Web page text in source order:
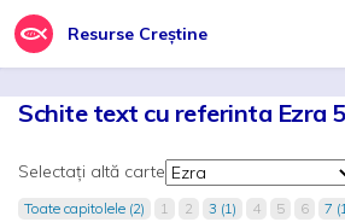
Resurse Creștine
Schite text cu referinta Ezra
Selectați altă carte
Toate capitolele (2) 1 2 3 (1) 4 5 6 7